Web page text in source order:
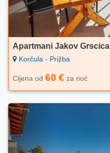
Apartmani Jakov Grscica
Korčula - Prižba
Cijena od 60 € za noć